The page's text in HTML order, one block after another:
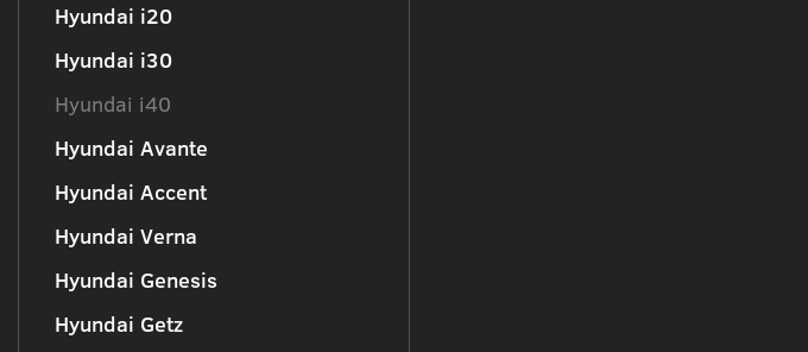
Hyundai i20
Hyundai i30
Hyundai i40
Hyundai Avante
Hyundai Accent
Hyundai Verna
Hyundai Genesis
Hyundai Getz